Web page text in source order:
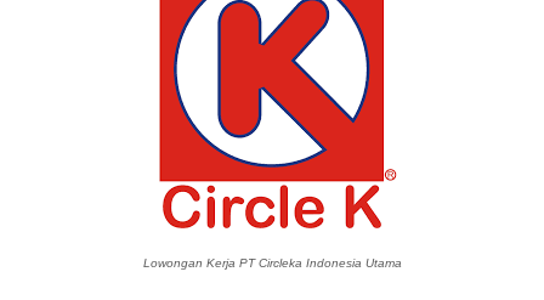
Lowongan Kerja PT Circleka Indonesia Utama